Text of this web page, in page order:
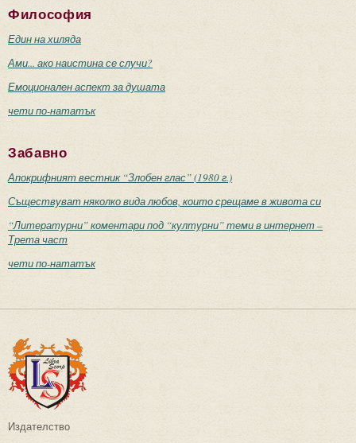
Философия
Един на хиляда
Ами... ако наистина се случи?
Емоционален аспект за душата
чети по-нататък
Забавно
Апокрифният вестник “Злобен глас” (1980 г.)
Съществуват няколко вида любов, които срещаме в живота си
“Литературни” коментари под “културни” теми в интернет –
Трета част
чети по-нататък
Издателство